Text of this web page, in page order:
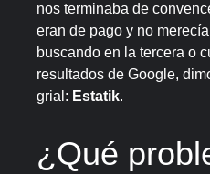
nos terminaba de
eran de pago y no
buscando en la tercera o
resultados de Google,
grial: Estatik.
¿Qué